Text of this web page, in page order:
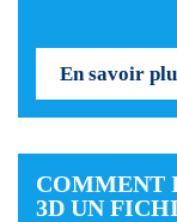
En savoir
COMMENT
3D UN